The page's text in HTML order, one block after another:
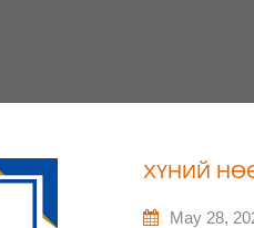
ХҮНИЙ
May 28,